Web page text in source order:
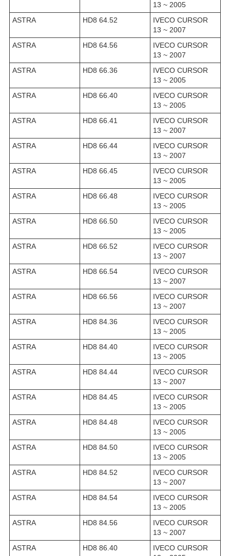
13 ~ 2005
ASTRA
HD8 64.52
IVECO CURSOR
13 ~ 2007
ASTRA
HD8 64.56
IVECO CURSOR
13 ~ 2007
ASTRA
HD8 66.36
IVECO CURSOR
13 ~ 2005
ASTRA
HD8 66.40
IVECO CURSOR
13 ~ 2005
ASTRA
HD8 66.41
IVECO CURSOR
13 ~ 2007
ASTRA
HD8 66.44
IVECO CURSOR
13 ~ 2007
ASTRA
HD8 66.45
IVECO CURSOR
13 ~ 2005
ASTRA
HD8 66.48
IVECO CURSOR
13 ~ 2005
ASTRA
HD8 66.50
IVECO CURSOR
13 ~ 2005
ASTRA
HD8 66.52
IVECO CURSOR
13 ~ 2007
ASTRA
HD8 66.54
IVECO CURSOR
13 ~ 2007
ASTRA
HD8 66.56
IVECO CURSOR
13 ~ 2007
ASTRA
HD8 84.36
IVECO CURSOR
13 ~ 2005
ASTRA
HD8 84.40
IVECO CURSOR
13 ~ 2005
ASTRA
HD8 84.44
IVECO CURSOR
13 ~ 2007
ASTRA
HD8 84.45
IVECO CURSOR
13 ~ 2005
ASTRA
HD8 84.48
IVECO CURSOR
13 ~ 2005
ASTRA
HD8 84.50
IVECO CURSOR
13 ~ 2005
ASTRA
HD8 84.52
IVECO CURSOR
13 ~ 2007
ASTRA
HD8 84.54
IVECO CURSOR
13 ~ 2005
ASTRA
HD8 84.56
IVECO CURSOR
13 ~ 2007
ASTRA
HD8 86.40
IVECO CURSOR